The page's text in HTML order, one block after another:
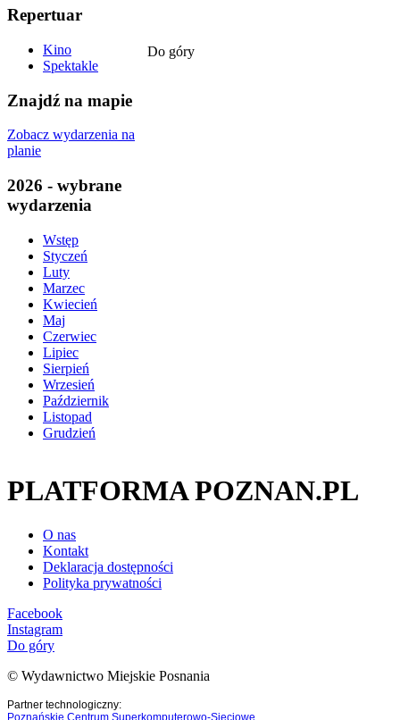
Repertuar
Kino
Spektakle
Znajdź na mapie
Zobacz wydarzenia na
planie
2026 - wybrane
wydarzenia
Wstęp
Styczeń
Luty
Marzec
Kwiecień
Maj
Czerwiec
Lipiec
Sierpień
Wrzesień
Październik
Listopad
Grudzień
Do góry
PLATFORMA POZNAN.PL
O nas
Kontakt
Deklaracja dostępności
Polityka prywatności
Facebook
Instagram
Do góry
© Wydawnictwo Miejskie Posnania
Partner technologiczny:
Poznańskie Centrum Superkomputerowo-Sieciowe